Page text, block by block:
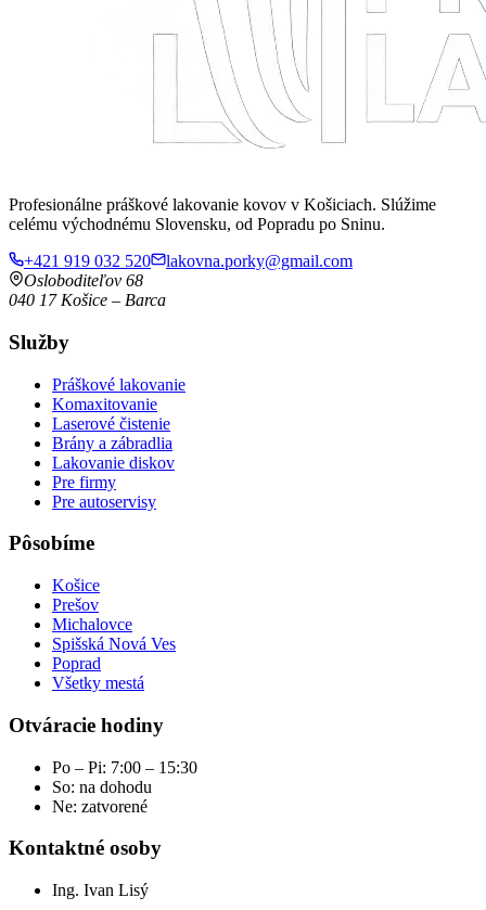
Profesionálne práškové lakovanie kovov v Košiciach. Slúžime
celému východnému Slovensku, od Popradu po Sninu.
+421 919 032 520
lakovna.porky@gmail.com
Osloboditeľov 68
040 17 Košice – Barca
Služby
Práškové lakovanie
Komaxitovanie
Laserové čistenie
Brány a zábradlia
Lakovanie diskov
Pre firmy
Pre autoservisy
Pôsobíme
Košice
Prešov
Michalovce
Spišská Nová Ves
Poprad
Všetky mestá
Otváracie hodiny
Po – Pi: 7:00 – 15:30
So: na dohodu
Ne: zatvorené
Kontaktné osoby
Ing. Ivan Lisý